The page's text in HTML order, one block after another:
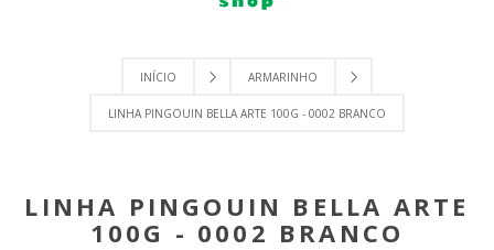
INÍCIO ARMARINHO
LINHA PINGOUIN BELLA ARTE 100G - 0002 BRANCO
LINHA PINGOUIN BELLA ARTE
100G - 0002 BRANCO